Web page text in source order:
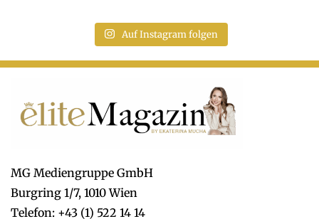
Auf Instagram folgen
MG Mediengruppe GmbH
Burgring 1/7, 1010 Wien
Telefon: +43 (1) 522 14 14